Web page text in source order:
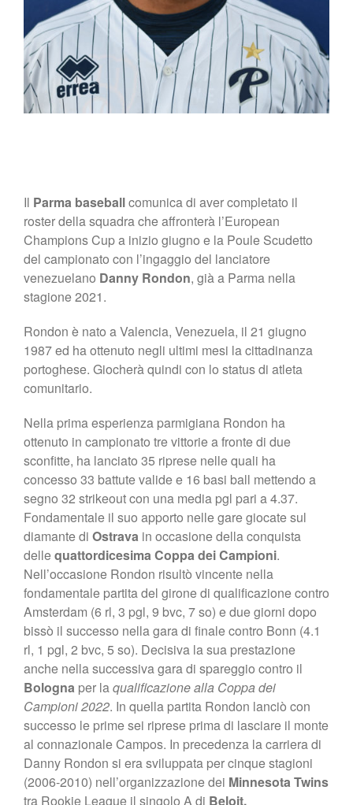
Il Parma baseballcomunica di aver completato il
roster della squadra che affronterà l’European
Champions Cup a inizio giugno e la Poule Scudetto
del campionato con l’ingaggio del lanciatore
venezuelano Danny Rondon, già a Parma nella
stagione 2021.
Rondon è nato a Valencia, Venezuela, il 21 giugno
1987 ed ha ottenuto negli ultimi mesi la cittadinanza
portoghese. Giocherà quindi con lo status di atleta
comunitario.
Nella prima esperienza parmigiana Rondon ha
ottenuto in campionato tre vittorie a fronte di due
sconfitte, ha lanciato 35 riprese nelle quali ha
concesso 33 battute valide e 16 basi ball mettendo a
segno 32 strikeout con una media pgl pari a 4.37.
Fondamentale il suo apporto nelle gare giocate sul
diamante di Ostrava in occasione della conquista
dellequattordicesima Coppa dei Campioni.
Nell’occasione Rondon risultò vincente nella
fondamentale partita del girone di qualificazione contro
Amsterdam (6 rl, 3 pgl, 9 bvc, 7 so) e due giorni dopo
bissò il successo nella gara di finale contro Bonn (4.1
rl, 1 pgl, 2 bvc, 5 so). Decisiva la sua prestazione
anche nella successiva gara di spareggio contro il
Bologna per laqualificazione alla Coppa dei
Campioni 2022. In quella partita Rondon lanciò con
successo le prime sei riprese prima di lasciare il monte
al connazionale Campos. In precedenza la carriera di
Danny Rondon si era sviluppata per cinque stagioni
(2006-2010) nell’organizzazione dei Minnesota Twins
tra Rookie League il singolo A di Beloit.